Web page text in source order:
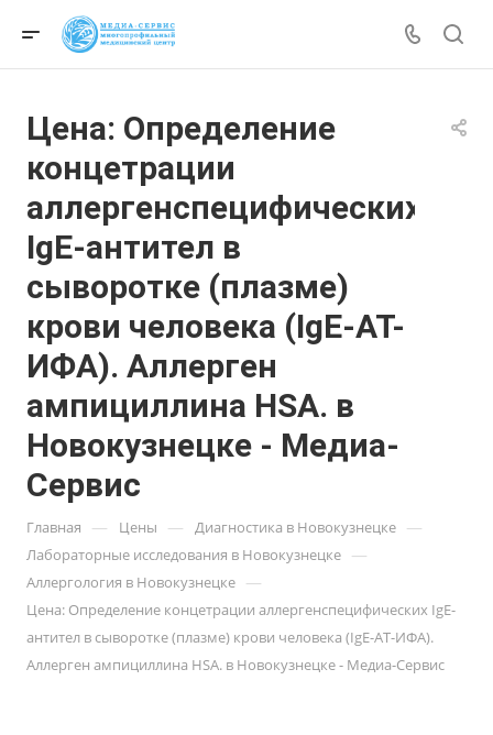
Цена: Определение
концетрации
аллергенспецифических
IgE-антител в
сыворотке (плазме)
крови человека (IgE-АТ-
ИФА). Аллерген
ампициллина HSA. в
Новокузнецке - Медиа-
Сервис
Главная — Цены — Диагностика в Новокузнецке —
Лабораторные исследования в Новокузнецке —
Аллергология в Новокузнецке —
Цена: Определение концетрации аллергенспецифических IgE-
антител в сыворотке (плазме) крови человека (IgE-АТ-ИФА).
Аллерген ампициллина HSA. в Новокузнецке - Медиа-Сервис